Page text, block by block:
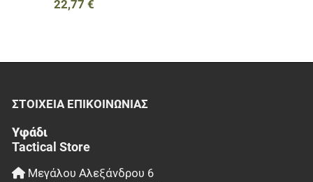
22,77 €
ΣΤΟΙΧΕΊΑ EΠΙΚΟΙΝΩΝΊΑΣ
Υφάδι
Tactical Store
Μεγάλου Αλεξάνδρου 6